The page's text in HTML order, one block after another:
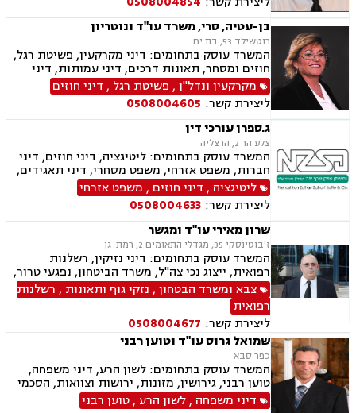
בן-עטיה, סרי, משרד עו"ד ונוטריון
רוטשילד 53, בת ים
המשרד עוסק בתחומים: דיני מקרקעין, פשיטת רגל,
חוזים ומסחר, תאונות דרכים, דיני עמותות, דיני
תאגידים, הסכמי ממון, חדלות פרעון, חוקתי ומנהלי,
ידועים בציבור, ירושות וצוואות, ליווי עסקי,
חלוקת רכוש, מגרשים לבניה , נדל"ן, נוטריון,
עסקאות מכר דירה, פינוי בינוי, פינוי מושכר, פירוקים
והקפאות הליכים, צווי הריסה, צווי מניעה, רשויות
מקומיות, רשות מקרקעי ישראל, תאונות עבודה,
תאונות עקב רשלנות, תאונות ספורט, תאונות
תלמידים, תכנון ובניה, ייפוי כוח מתשמך, גישור
ובוררויות
מקרקעין ונדל"ן, פשיטת רגל , דיני חוזים
ליצירת קשר: 0508004605
ג.ספרן עורכי דין
צלע הר 2, הרצליה
המשרד עוסק בתחומים: ליטיגציה, דיני חוזים, דיני
חברות, משפט אזרחי, משפט מסחרי, דיני תאגידים,
מקרקעין ונדל"ן, עסקאות מכר דירה, גישור
ובוררויות, ירושות וצוואות
ליטיגציה , דיני חוזים , משפט אזרחי
ליצירת קשר: 0508004633
שרון מאירי עו"ד ומגשר
ז'בוטינסקי 35, מגדלי התאומים 2, רמת-גן
המשרד עוסק בתחומים: דיני נזיקין, רשלנות
רפואית, ייצוג נכי צה"ל, משרד הביטחון, נפגעי טרור,
דיני צבא ובטחון, ליטיגציה, גישור ובוררויות, תאונות
דרכים, תאונות עבודה.
צבא ומשרד הבטחון, נזקי גוף ותאונות , רשלנות
רפואית
ליצירת קשר: 0508004677
שמואל גרוס עו"ד וטוען רבני
כפר סבא
המשרד עוסק בתחומים: לשון הרע, דיני משפחה,
טוען רבני, גירושין, מזונות, ירושות וצוואות, הסכמי
ממון, אפוטרופסות, פשיטת רגל, הגירה , ידועים
דיני משפחה ,לשון הרע ,טוען רבני